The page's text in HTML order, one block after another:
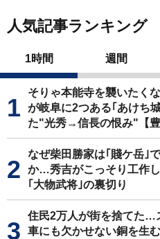
人気記事ランキング
1時間 週間
そりゃ本能寺を襲いたく
が岐阜に2つある｢あけち
た"光秀→信長の恨み"【豊
なぜ柴田勝家は｢賤ケ岳｣
か…秀吉がこっそり工作
｢大物武将｣の裏切り
住民2万人が街を捨てた…
車にも欠かせない銅を生